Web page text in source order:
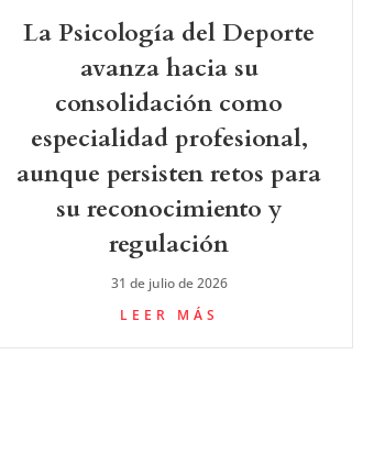
La Psicología del Deporte
avanza hacia su
consolidación como
especialidad profesional,
aunque persisten retos para
su reconocimiento y
regulación
31 de julio de 2026
LEER MÁS